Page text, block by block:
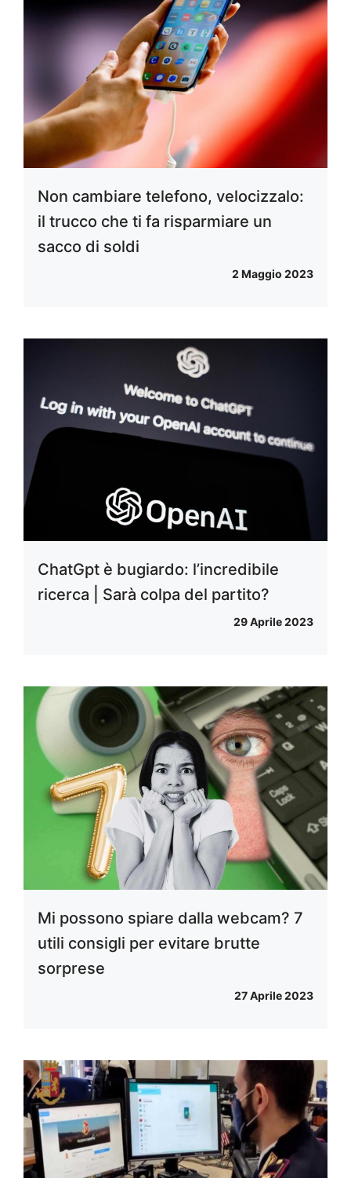
Non cambiare telefono, velocizzalo:
il trucco che ti fa risparmiare un
sacco di soldi
2 Maggio 2023
ChatGpt è bugiardo: l’incredibile
ricerca | Sarà colpa del partito?
29 Aprile 2023
Mi possono spiare dalla webcam? 7
utili consigli per evitare brutte
sorprese
27 Aprile 2023